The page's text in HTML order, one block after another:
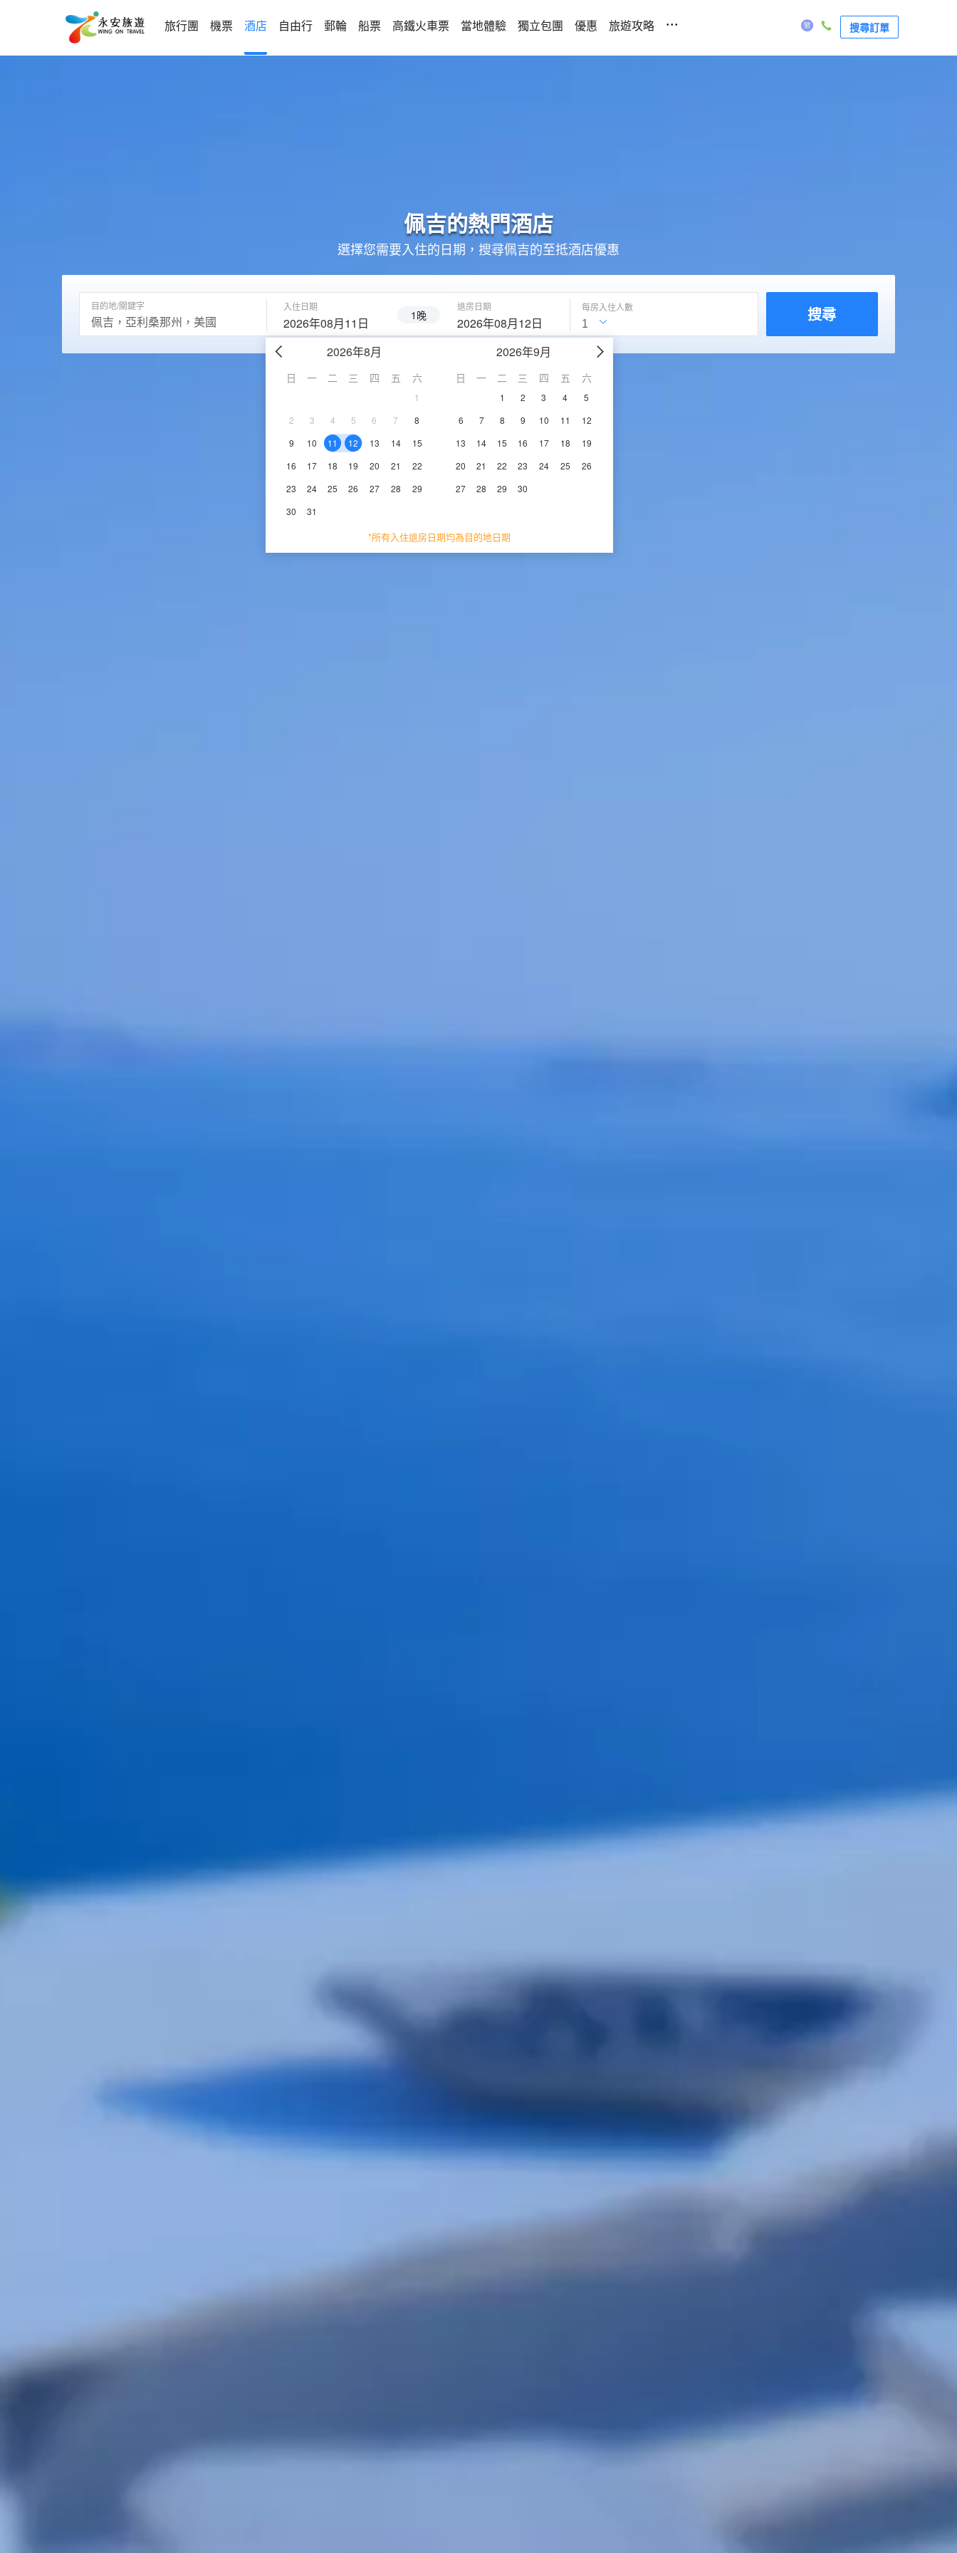
旅行團 機票 酒店 自由行 郵輪 船票 高鐵火車票 當地體驗 獨立包團 優惠 旅遊攻略 ... 搜尋訂單
佩吉的熱門酒店
選擇您需要入住的日期，搜尋佩吉的至抵酒店優惠
目的地/關鍵字 入住日期
2026年08月11日 1晚
退房日期
2026年08月12日
2026年8月
日 一 二 三 四 五 六
1
2
3 4 5 6 7
8
9
10 11 12 13 14
15
16
17 18 19 20 21
22
23
24 25 26 27 28
29
30
31
2026年9月
日 一 二 三 四 五 六
1 2 3 4
5
6
7 8 9 10 11
12
13
14 15 16 17 18
19
20
21 22 23 24 25
26
27
28 29 30
*所有入住退房日期均為目的地日期
每房入住人數 搜尋